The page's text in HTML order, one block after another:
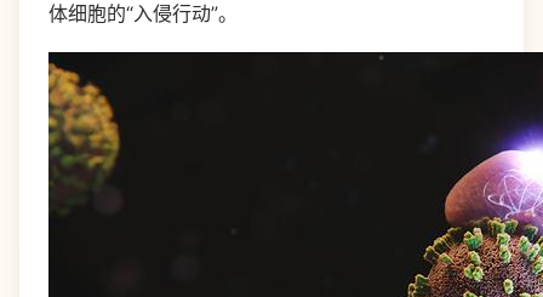
体细胞的“入侵行动”。